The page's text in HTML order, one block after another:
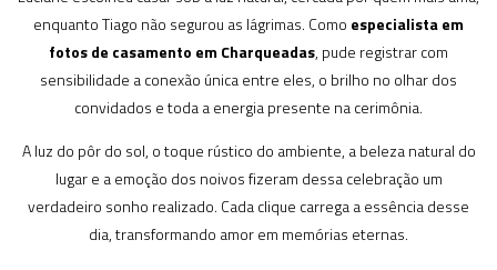
enquanto Tiago não segurou as lágrimas. Como especialista em
fotos de casamento em Charqueadas, pude registrar com
sensibilidade a conexão única entre eles, o brilho no olhar dos
convidados e toda a energia presente na cerimônia.
A luz do pôr do sol, o toque rústico do ambiente, a beleza natural do
lugar e a emoção dos noivos fizeram dessa celebração um
verdadeiro sonho realizado. Cada clique carrega a essência desse
dia, transformando amor em memórias eternas.